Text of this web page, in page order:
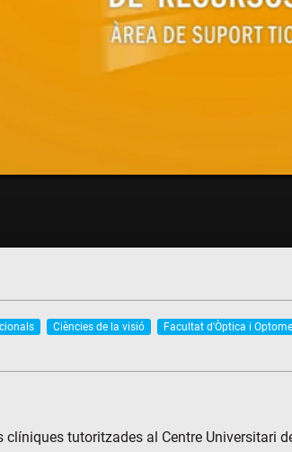
Ciències de la visió Facultat d'Òptica i
tutoritzades al Centre Universitari